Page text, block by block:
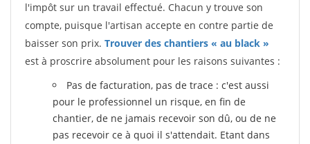
l'impôt sur un travail effectué. Chacun y trouve son
compte, puisque l'artisan accepte en contre partie de
baisser son prix. Trouver des chantiers « au black »
est à proscrire absolument pour les raisons suivantes :
Pas de facturation, pas de trace : c'est aussi
pour le professionnel un risque, en fin de
chantier, de ne jamais recevoir son dû, ou de ne
pas recevoir ce à quoi il s'attendait. Etant dans